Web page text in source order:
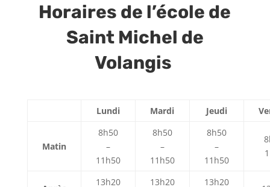
Horaires de l’école de
Saint Michel de
Volangis
Lundi Mardi Jeudi
Matin
8h50
–
11h50
8h50
–
11h50
8h50
–
11h50
13h20
13h20
13h20